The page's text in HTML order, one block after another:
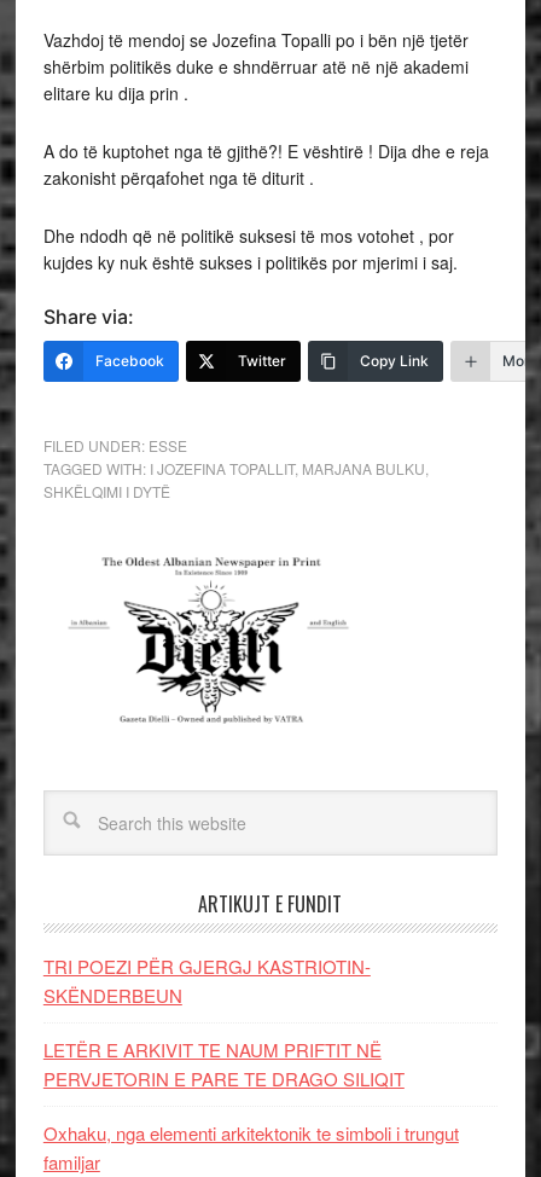
Vazhdoj të mendoj se Jozefina Topalli po i bën një tjetër
shërbim politikës duke e shndërruar atë në një akademi
elitare ku dija prin .
A do të kuptohet nga të gjithë?! E vështirë ! Dija dhe e reja
zakonisht përqafohet nga të diturit .
Dhe ndodh që në politikë suksesi të mos votohet , por
kujdes ky nuk është sukses i politikës por mjerimi i saj.
Share via:
Facebook Twitter Copy Link More
FILED UNDER: ESSE
TAGGED WITH: I JOZEFINA TOPALLIT, MARJANA BULKU
SHKËLQIMI I DYTË
ARTIKUJT E FUNDIT
TRI POEZI PËR GJERGJ KASTRIOTIN-
SKËNDERBEUN
LETËR E ARKIVIT TE NAUM PRIFTIT NË
PERVJETORIN E PARE TE DRAGO SILIQIT
Oxhaku, nga elementi arkitektonik te simboli i trungut
familjar